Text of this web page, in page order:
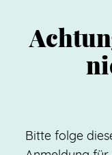
Bitte folge